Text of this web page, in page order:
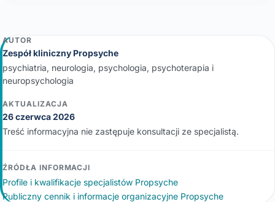
AUTOR
Zespół kliniczny Propsyche
psychiatria, neurologia, psychologia, psychoterapia i
neuropsychologia
AKTUALIZACJA
26 czerwca 2026
Treść informacyjna nie zastępuje konsultacji ze specjalistą.
ŹRÓDŁA INFORMACJI
Profile i kwalifikacje specjalistów Propsyche
Publiczny cennik i informacje organizacyjne Propsyche